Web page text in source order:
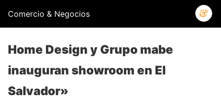
Comercio & Negocios
Home Design y Grupo mabe
inauguran showroom en El
Salvador»